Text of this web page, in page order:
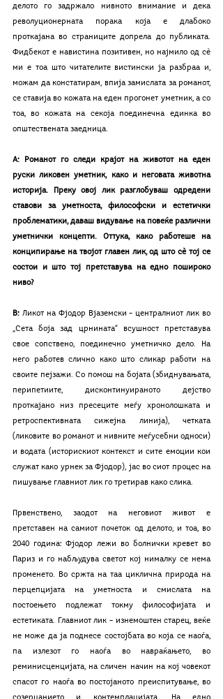
делото го задржало нивното внимание и дека
револуционерната порака која е длабоко
проткајана во страниците допрела до публиката.
Фидбекот е навистина позитивен, но најмило од сѐ
ми е тоа што читателите вистински ја разбраа и,
можам да констатирам, впија замислата за романот,
се ставија во кожата на еден прогонет уметник, а со
тоа, во кожата на секоја поединечна единка во
општествената заедница.
А: Романот го следи крајот на животот на еден
руски ликовен уметник, како и неговата животна
историја. Преку овој лик разглобуваш одредени
ставови за уметноста, философски и естетички
проблематики, даваш видување на повеќе различни
уметнички концепти. Оттука, како работеше на
конципирање на твојот главен лик, од што сѐ тој се
состои и што тој претставува на едно пошироко
ниво?
В: Ликот на Фјодор Вјаземски – централниот лик во
„Сета боја зад црнината“ всушност претставува
свое сопствено, поединечно уметничко дело. На
него работев слично како што сликар работи на
своите пејзажи. Со помош на бојата (збиднувањата,
перипетиите, дисконтинуираното дејство
проткајано низ пресеците меѓу хронолошката и
ретроспективната сижејна линија), четката
(ликовите во романот и нивните меѓусебни односи)
и водата (историскиот контекст и сите емоции кои
служат како урнек за Фјодор), јас во сиот процес на
пишување главниот лик го третирав како слика.
Првенствено, заодот на неговиот живот е
претставен на самиот почеток од делото, и тоа, во
2040 година: Фјодор лежи во болнички кревет во
Париз и го набљудува светот кој нималку се нема
променето. Во сржта на таа циклична природа на
перцепцијата на уметноста и смислата на
постоењето подлежат токму философијата и
естетиката. Главниот лик – изнемоштен старец, веќе
не може да ја поднесе состојбата во која се наоѓа,
па излезот го наоѓа во навраќањето, во
реминисценцијата, на сличен начин на кој човекот
спасот го наоѓа во постојаното преиспитување, во